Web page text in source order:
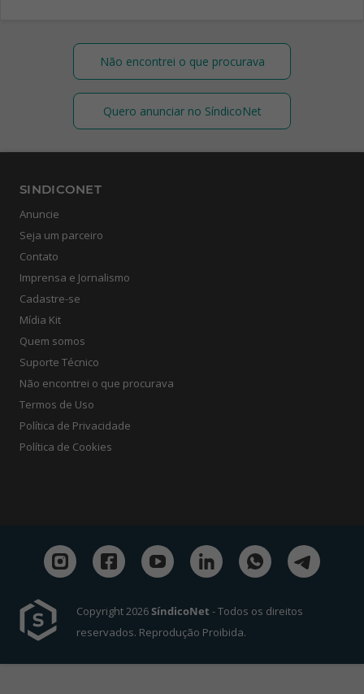
Não encontrei o que procurava
Quero anunciar no SíndicoNet
SINDICONET
Anuncie
Seja um parceiro
Contato
Imprensa e Jornalismo
Cadastre-se
Mídia Kit
Quem somos
Suporte Técnico
Não encontrei o que procurava
Termos de Uso
Política de Privacidade
Política de Cookies
Copyright 2026SíndicoNet - Todos os direitos
reservados. Reprodução Proibida.